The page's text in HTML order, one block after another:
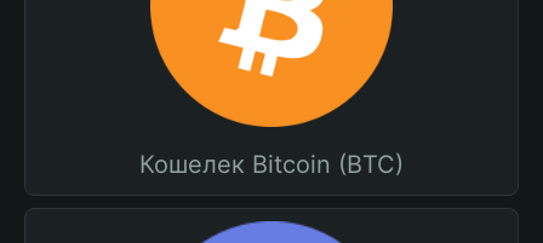
Кошелек Bitcoin (BTC)